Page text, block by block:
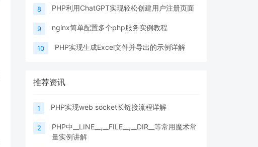
8 PHP利用ChatGPT实现轻松创建用户注册页面
9 nginx简单配置多个php服务实例教程
10 PHP实现生成Excel文件并导出的示例详解
推荐资讯
1 PHP实现web socket长链接流程详解
2
PHP中__LINE__,__FILE__,__DIR__等常用魔术常
量实例讲解